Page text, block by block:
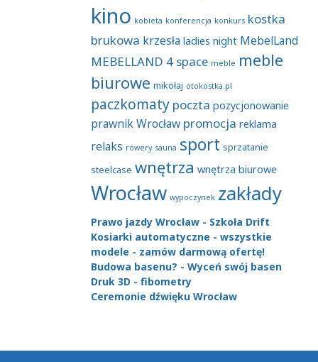
kino kobieta konferencja konkurs kostka
brukowa krzesła ladies night MebelLand
MEBELLAND 4 space meble meble
biurowe mikołaj otokostka.pl
paczkomaty poczta pozycjonowanie
prawnik Wrocław promocja reklama
relaks rowery sauna sport sprzatanie
steelcase wnętrza wnętrza biurowe
Wrocław wypoczynek zakłady
Prawo jazdy Wrocław - Szkoła Drift
Kosiarki automatyczne - wszystkie
modele - zamów darmową ofertę!
Budowa basenu? - Wyceń swój basen
Druk 3D - fibometry
Ceremonie dźwięku Wrocław